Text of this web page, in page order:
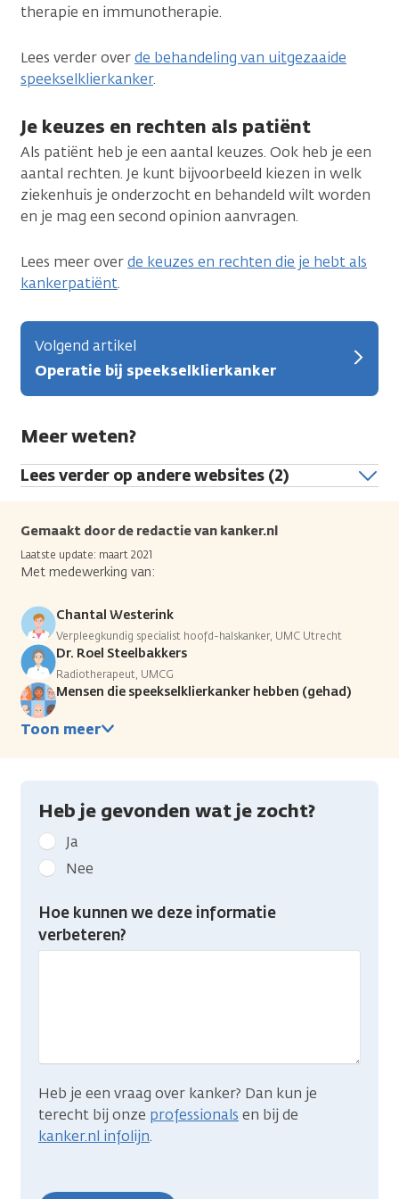
therapie en immunotherapie.
Lees verder overde behandeling van uitgezaaide
speekselklierkanker.
Je keuzes en rechten als patiënt
Als patiënt heb je een aantal keuzes. Ook heb je een
aantal rechten. Je kunt bijvoorbeeld kiezen in welk
ziekenhuis je onderzocht en behandeld wilt worden
en je mag een second opinion aanvragen.
Lees meer overde keuzes en rechten die je hebt als
kankerpatiënt.
Volgend artikel
Operatie bij speekselklierkanker
Meer weten?
Lees verder op andere websites (2)
Gemaakt door de redactie van kanker.nl
Laatste update: maart 2021
Met medewerking van:
Chantal Westerink
Verpleegkundig specialist hoofd-halskanker, UMC Utrecht
Dr. Roel Steelbakkers
Radiotherapeut, UMCG
Mensen die speekselklierkanker hebben (gehad)
Toon meer
Heb je gevonden wat je zocht?
Geef
kanker.nl
feedback:
Heb
gevonden
Ja
Nee
Hoe kunnen we deze informatie
verbeteren?
Heb je een vraag over kanker? Dan kun je
terecht bij onze professionals en bij de
kanker.nl infolijn.